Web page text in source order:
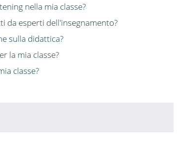
nella mia classe?
da esperti dell'insegnamento?
sulla didattica?
la mia classe?
classe?